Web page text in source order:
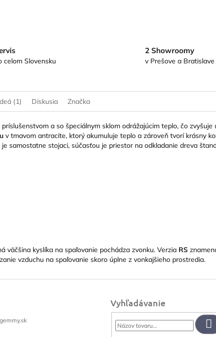
celom Slovensku
2 Showroomy
v Prešove a Bratislave
(1) Diskusia Značka
a so špeciálnym sklom odrážajúcim teplo, čo zvyšuje
v tmavom antracite, ktorý akumuluje teplo a zároveň tvorí krásny
je samostatne stojaci, súčasťou je priestor na odkladanie dreva
väčšina kyslíka na spaľovanie pochádza zvonku. Verzia RS
vzduchu na spaľovanie skoro úplne z vonkajšieho prostredia.
gemmy.sk
Vyhľadávanie